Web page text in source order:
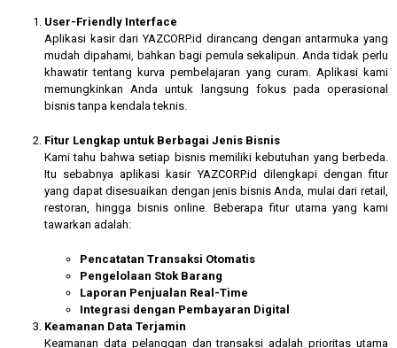
User-Friendly Interface
Aplikasi kasir dari YAZCORP.id dirancang dengan antarmuka yang
mudah dipahami, bahkan bagi pemula sekalipun. Anda tidak perlu
khawatir tentang kurva pembelajaran yang curam. Aplikasi kami
memungkinkan Anda untuk langsung fokus pada operasional
bisnis tanpa kendala teknis.
Fitur Lengkap untuk Berbagai Jenis Bisnis
Kami tahu bahwa setiap bisnis memiliki kebutuhan yang berbeda.
Itu sebabnya aplikasi kasir YAZCORP.id dilengkapi dengan fitur
yang dapat disesuaikan dengan jenis bisnis Anda, mulai dari retail,
restoran, hingga bisnis online. Beberapa fitur utama yang kami
tawarkan adalah:
Pencatatan Transaksi Otomatis
Pengelolaan Stok Barang
Laporan Penjualan Real-Time
Integrasi dengan Pembayaran Digital
Keamanan Data Terjamin
Keamanan data pelanggan dan transaksi adalah prioritas utama